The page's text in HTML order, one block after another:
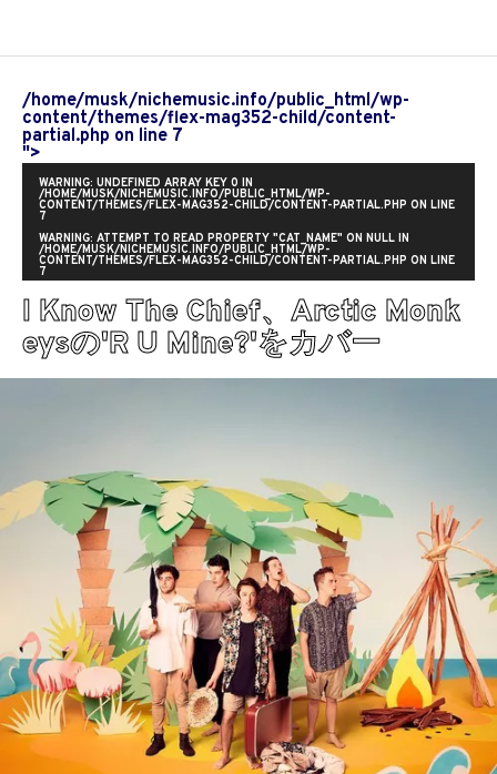
/home/musk/nichemusic.info/public_html/wp-
content/themes/flex-mag352-child/content-
partial.php on line 7
">
WARNING: UNDEFINED ARRAY KEY 0 IN
/HOME/MUSK/NICHEMUSIC.INFO/PUBLIC_HTML/WP-
CONTENT/THEMES/FLEX-MAG352-CHILD/CONTENT-PARTIAL.PHP ON LINE
7
WARNING: ATTEMPT TO READ PROPERTY "CAT_NAME" ON NULL IN
/HOME/MUSK/NICHEMUSIC.INFO/PUBLIC_HTML/WP-
CONTENT/THEMES/FLEX-MAG352-CHILD/CONTENT-PARTIAL.PHP ON LINE
7
I Know The Chief、Arctic Monk
eysの'R U Mine?'をカバー